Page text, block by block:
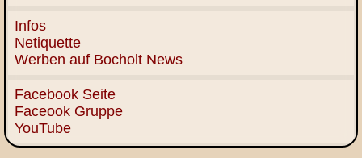
Infos
Netiquette
Werben auf Bocholt News
Facebook Seite
Faceook Gruppe
YouTube